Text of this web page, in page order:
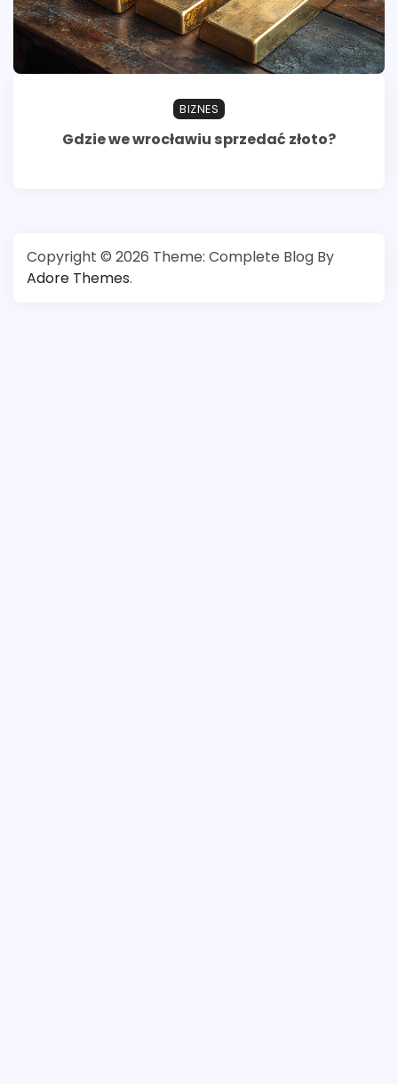
BIZNES
Gdzie we wrocławiu sprzedać złoto?
Copyright © 2026 Theme: Complete Blog By
Adore Themes.